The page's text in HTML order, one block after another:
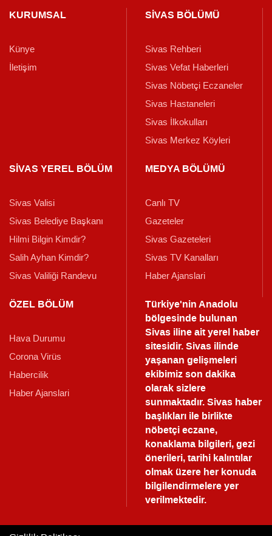
KURUMSAL
Künye
İletişim
SİVAS BÖLÜMÜ
Sivas Rehberi
Sivas Vefat Haberleri
Sivas Nöbetçi Eczaneler
Sivas Hastaneleri
Sivas İlkokulları
Sivas Merkez Köyleri
SİVAS YEREL BÖLÜM
Sivas Valisi
Sivas Belediye Başkanı
Hilmi Bilgin Kimdir?
Salih Ayhan Kimdir?
Sivas Valiliği Randevu
MEDYA BÖLÜMÜ
Canlı TV
Gazeteler
Sivas Gazeteleri
Sivas TV Kanalları
Haber Ajanslari
ÖZEL BÖLÜM
Hava Durumu
Corona Virüs
Habercilik
Haber Ajanslari
Türkiye'nin Anadolu
bölgesinde bulunan
Sivas iline ait yerel haber
sitesidir. Sivas ilinde
yaşanan gelişmeleri
ekibimiz son dakika
olarak sizlere
sunmaktadır.Sivas haber
başlıkları ile birlikte
nöbetçi eczane,
konaklama bilgileri, gezi
önerileri, tarihi kalıntılar
olmak üzere her konuda
bilgilendirmelere yer
verilmektedir.